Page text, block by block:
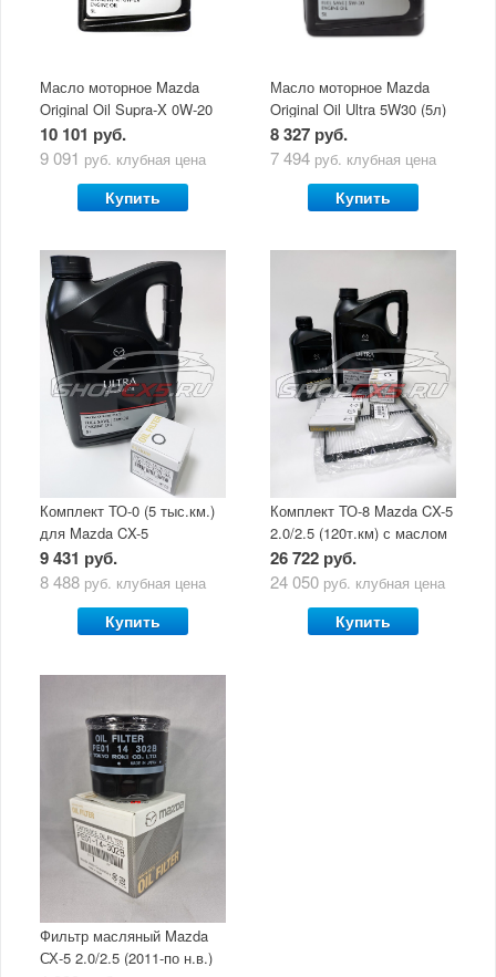
Масло моторное Mazda
Original Oil Supra-X 0W-20
(5 л)
10 101 руб.
9 091 руб. клубная цена
Купить
Масло моторное Mazda
Original Oil Ultra 5W30 (5л)
8 327 руб.
7 494 руб. клубная цена
Купить
Комплект ТО-0 (5 тыс.км.)
для Mazda CX-5
(двигатель 2.0/2.5) с
маслом Mazda Original Oil
9 431 руб.
8 488 руб. клубная цена
Купить
Комплект ТО-8 Mazda CX-5
2.0/2.5 (120т.км) с маслом
Mazda Original Oil Ultra
5W30
26 722 руб.
24 050 руб. клубная цена
Купить
Фильтр масляный Mazda
СХ-5 2.0/2.5 (2011-по н.в.)